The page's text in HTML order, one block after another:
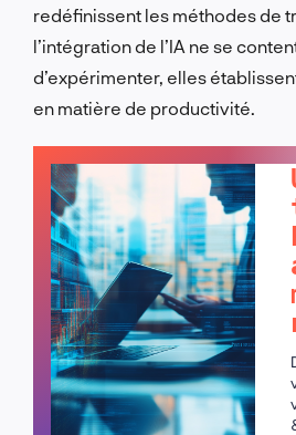
redéfinissent les méthodes de
l’intégration de l’IA ne se
d’expérimenter, elles
en matière de productivité.